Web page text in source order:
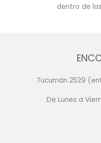
dentro de
Tucumán 2529
De Lunes a